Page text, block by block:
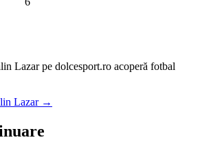
Lazar pe dolcesport.ro acoperă fotbal
Lazar →